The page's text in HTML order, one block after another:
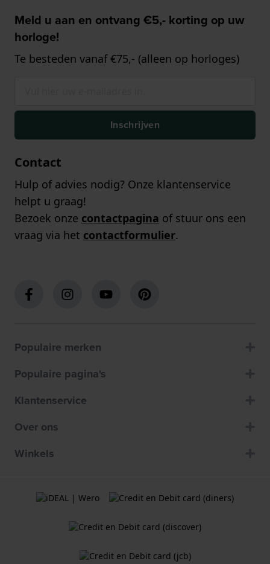
Meld u aan en ontvang €5,- korting op uw
horloge!
Te besteden vanaf €75,- (alleen op horloges)
Inschrijven
Contact
Hulp of advies nodig? Onze klantenservice
helpt u graag!
Bezoek onze contactpagina of stuur ons een
vraag via het contactformulier.
Populaire merken
Populaire pagina's
Klantenservice
Over ons
Winkels